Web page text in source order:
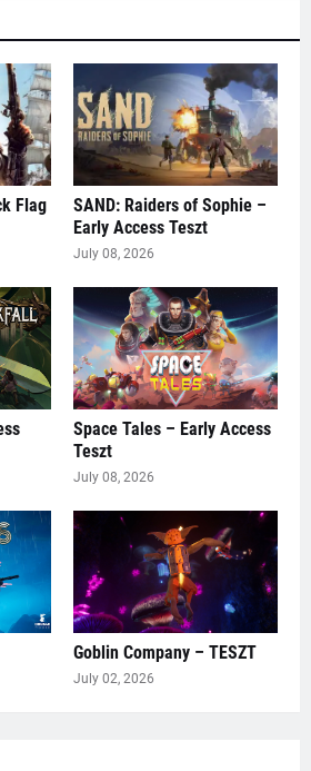
Flag
SAND: Raiders of Sophie –
Early Access Teszt
July 08, 2026
Space Tales – Early Access
Teszt
July 08, 2026
Goblin Company – TESZT
July 02, 2026